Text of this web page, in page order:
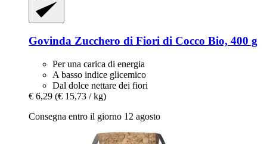
Govinda Zucchero di Fiori di Cocco Bio, 400 g
Per una carica di energia
A basso indice glicemico
Dal dolce nettare dei fiori
€ 6,29 (€ 15,73 / kg)
Consegna entro il giorno 12 agosto